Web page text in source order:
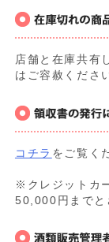
店舗と在庫共有
はご容赦くださ
コチラ をご覧く
※クレジットカ
50,000円までと